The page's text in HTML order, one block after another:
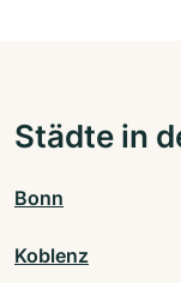
Städte in
Bonn
Koblenz